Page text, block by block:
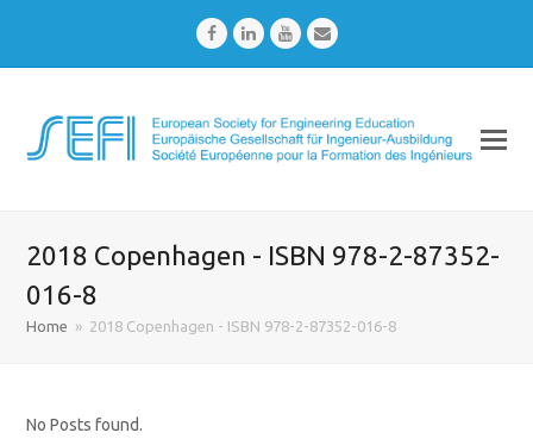
FacebookLinkedInYoutubeEmail
2018 Copenhagen - ISBN 978-2-87352-
016-8
Home » 2018 Copenhagen - ISBN 978-2-87352-016-8
No Posts found.